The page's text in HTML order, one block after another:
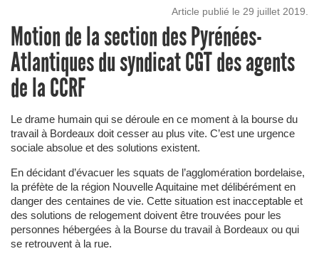
Article publié le 29 juillet 2019.
Motion de la section des Pyrénées-
Atlantiques du syndicat CGT des agents
de la CCRF
Le drame humain qui se déroule en ce moment à la bourse du
travail à Bordeaux doit cesser au plus vite. C’est une urgence
sociale absolue et des solutions existent.
En décidant d’évacuer les squats de l’agglomération bordelaise,
la préfète de la région Nouvelle Aquitaine met délibérément en
danger des centaines de vie. Cette situation est inacceptable et
des solutions de relogement doivent être trouvées pour les
personnes hébergées à la Bourse du travail à Bordeaux ou qui
se retrouvent à la rue.